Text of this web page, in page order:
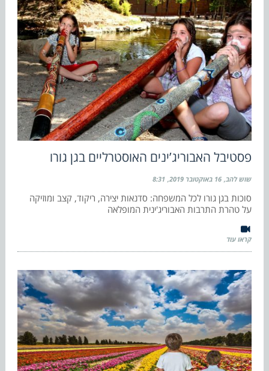
פסטיבל האבוריג’ינים האוסטרליים בגן גורו
שוש להב 16 באוקטובר 2019 8:31
סוכות בגן גורו לכל המשפחה: סדנאות יצירה, ריקוד, קצב ומוזיקה
על טהרת התרבות האבוריג'ינית המופלאה
קראו עוד